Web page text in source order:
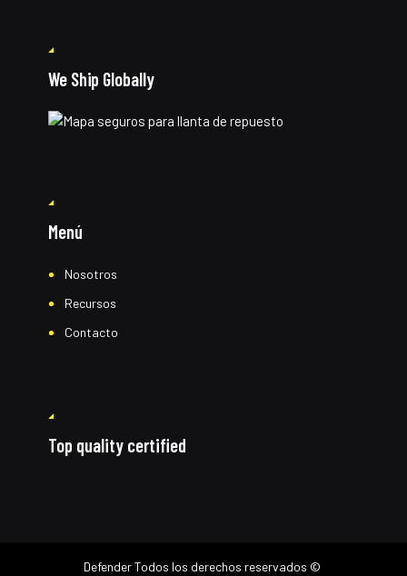
We Ship Globally
Menú
Nosotros
Recursos
Contacto
Top quality certified
DefenderTodos los derechos reservados ©